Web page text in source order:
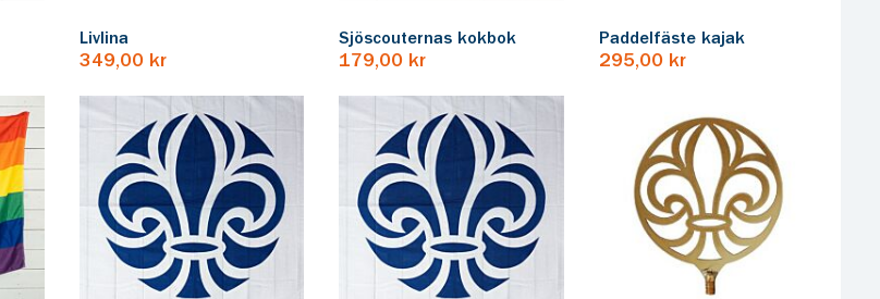
Livlina
349,00 kr
Sjöscouternas kokbok
179,00 kr
Paddelfäste kajak
295,00 kr